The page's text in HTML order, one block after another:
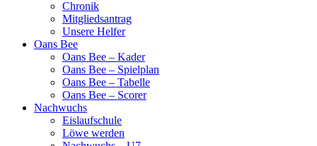
Chronik
Mitgliedsantrag
Unsere Helfer
Oans Bee
Oans Bee – Kader
Oans Bee – Spielplan
Oans Bee – Tabelle
Oans Bee – Scorer
Nachwuchs
Eislaufschule
Löwe werden